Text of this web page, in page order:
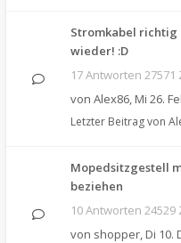
Stromkabel richtig
wieder! :D
17 Antworten 27571
von Alex86, Mi 26.
Letzter Beitrag von
Mopedsitzgestell
beziehen
10 Antworten 24529
von shopper, Di 10.